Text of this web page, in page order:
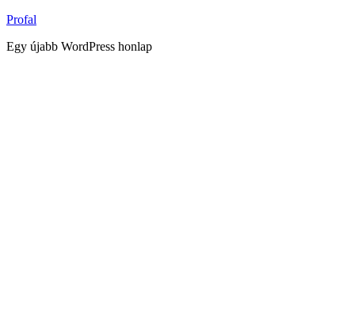
Tartalomhoz
Profal
Egy újabb WordPress honlap